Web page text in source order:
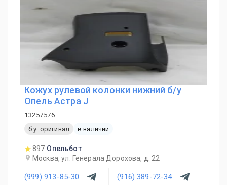
Кожух рулевой колонки нижний б/у
Опель Астра J
13257576
б.у. оригинал
в наличии
897 Опельбот
Москва, ул. Генерала Дорохова, д. 22
(999) 913-85-30 (916) 389-72-34